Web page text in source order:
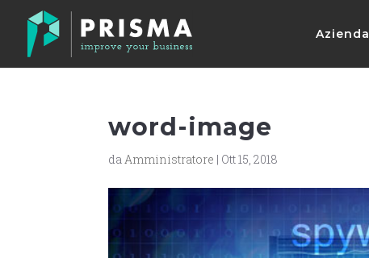
Azienda
word-image
daAmministratore | Ott 15, 2018